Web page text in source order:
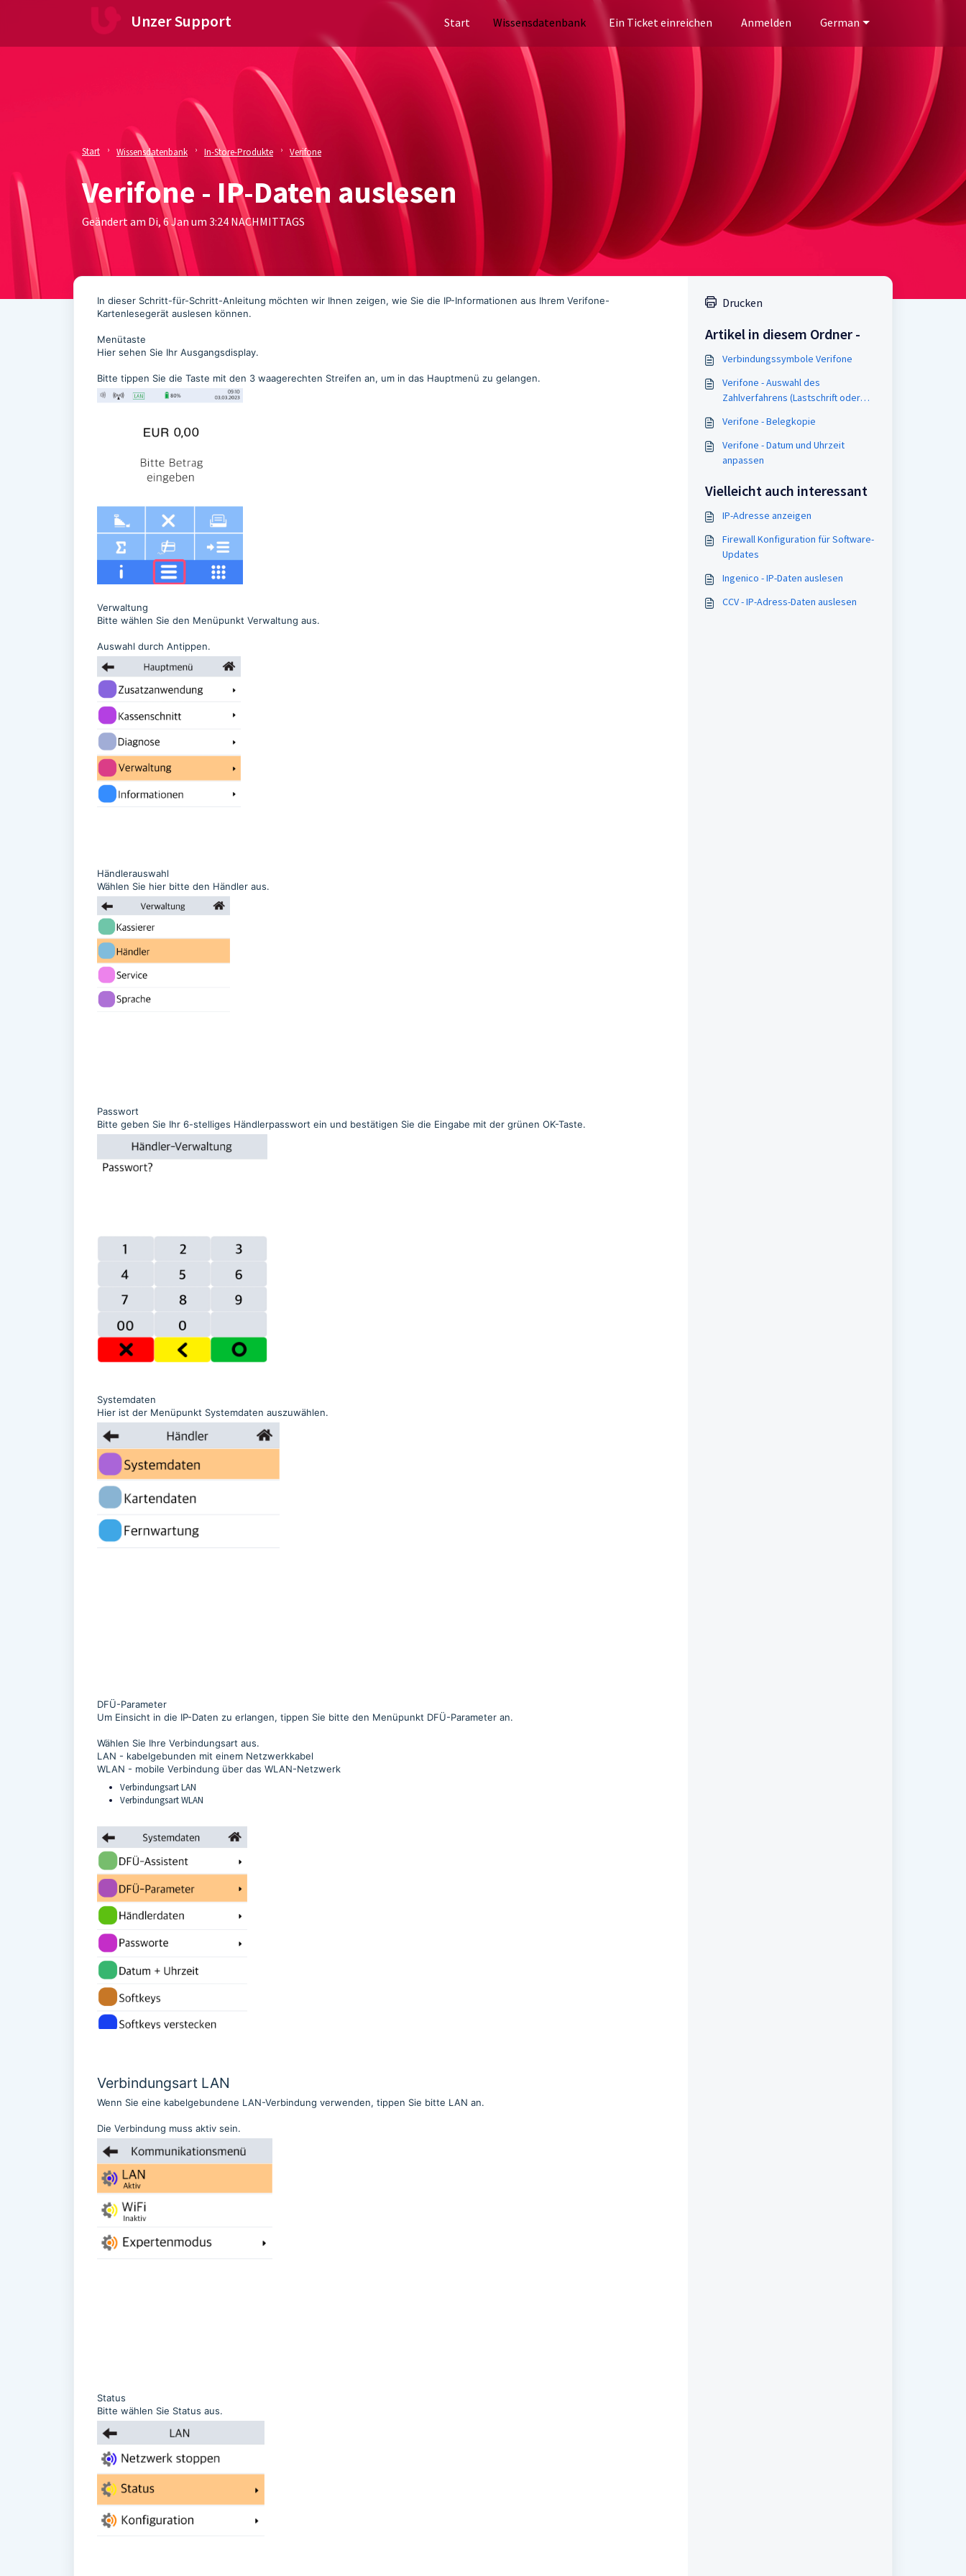
Zum hauptsächlichen Inhalt gehen
Unzer Support Start Wissensdatenbank Ein Ticket einreichen Anmelden German
Start Wissensdatenbank In-Store-Produkte Verifone
Verifone - IP-Daten auslesen
Geändert am Di, 6 Jan um 3:24 NACHMITTAGS
In dieser Schritt-für-Schritt-Anleitung möchten wir Ihnen zeigen, wie Sie die IP-Informationen aus Ihrem Verifone-
Kartenlesegerät auslesen können.
Menütaste
Hier sehen Sie Ihr Ausgangsdisplay.
Bitte tippen Sie die Taste mit den 3 waagerechten Streifen an, um in das Hauptmenü zu gelangen.
Verwaltung
Bitte wählen Sie den Menüpunkt Verwaltung aus.
Auswahl durch Antippen.
Händlerauswahl
Wählen Sie hier bitte den Händler aus.
Passwort
Bitte geben Sie Ihr 6-stelliges Händlerpasswort ein und bestätigen Sie die Eingabe mit der grünen OK-Taste.
Systemdaten
Hier ist der Menüpunkt Systemdaten auszuwählen.
DFÜ-Parameter
Um Einsicht in die IP-Daten zu erlangen, tippen Sie bitte den Menüpunkt DFÜ-Parameter an.
Wählen Sie Ihre Verbindungsart aus.
LAN - kabelgebunden mit einem Netzwerkkabel
WLAN - mobile Verbindung über das WLAN-Netzwerk
Verbindungsart LAN
Verbindungsart WLAN
Verbindungsart LAN
Wenn Sie eine kabelgebundene LAN-Verbindung verwenden, tippen Sie bitte LAN an.
Die Verbindung muss aktiv sein.
Status
Bitte wählen Sie Status aus.
Drucken
Artikel in diesem Ordner -
Verbindungssymbole Verifone
Verifone - Auswahl des
Zahlverfahrens (Lastschrift oder
Verifone - Belegkopie
Verifone - Datum und Uhrzeit
anpassen
Vielleicht auch interessant
IP-Adresse anzeigen
Firewall Konfiguration für Software-
Updates
Ingenico - IP-Daten auslesen
CCV - IP-Adress-Daten auslesen